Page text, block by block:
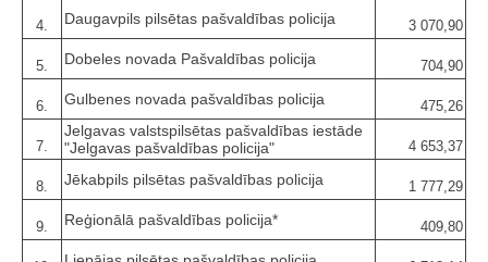
4. Daugavpils pilsētas pašvaldības policija 3 070,90
5. Dobeles novada Pašvaldības policija 704,90
6. Gulbenes novada pašvaldības policija 475,26
7.
Jelgavas valstspilsētas pašvaldības iestāde
"Jelgavas pašvaldības policija"
4 653,37
8. Jēkabpils pilsētas pašvaldības policija 1 777,29
9. Reģionālā pašvaldības policija* 409,80